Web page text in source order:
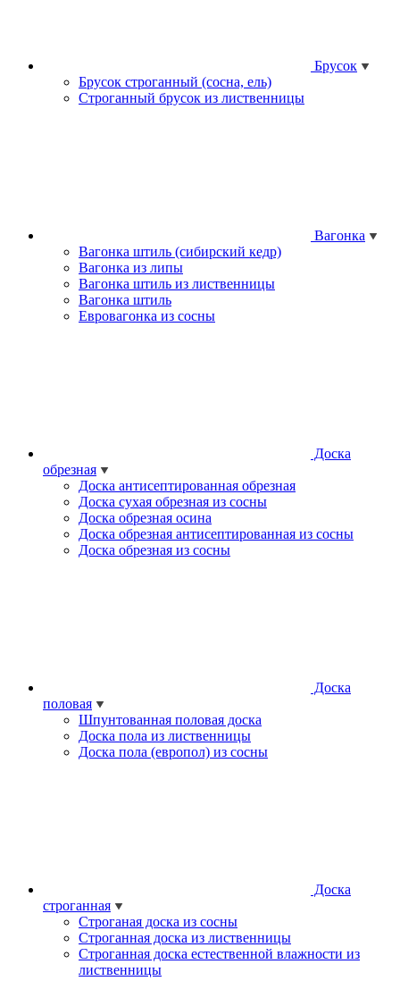
Брусок
Брусок строганный (сосна, ель)
Строганный брусок из лиственницы
Вагонка
Вагонка штиль (сибирский кедр)
Вагонка из липы
Вагонка штиль из лиственницы
Вагонка штиль
Евровагонка из сосны
Доска
обрезная
Доска антисептированная обрезная
Доска сухая обрезная из сосны
Доска обрезная осина
Доска обрезная антисептированная из сосны
Доска обрезная из сосны
Доска
половая
Шпунтованная половая доска
Доска пола из лиственницы
Доска пола (европол) из сосны
Доска
строганная
Строганая доска из сосны
Строганная доска из лиственницы
Строганная доска естественной влажности из
лиственницы